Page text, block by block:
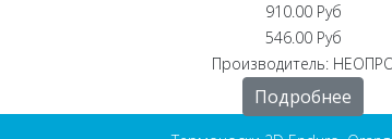
910.00 Руб
546.00 Руб
Производитель:
Подробнее